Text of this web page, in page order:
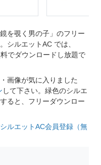
を覗く男の子」のフリー
シルエットAC では、
でダウンロードし放題で
画像が気に入りました
して下さい。緑色のシルエ
ると、フリーダウンロー
シルエットAC会員登録（無